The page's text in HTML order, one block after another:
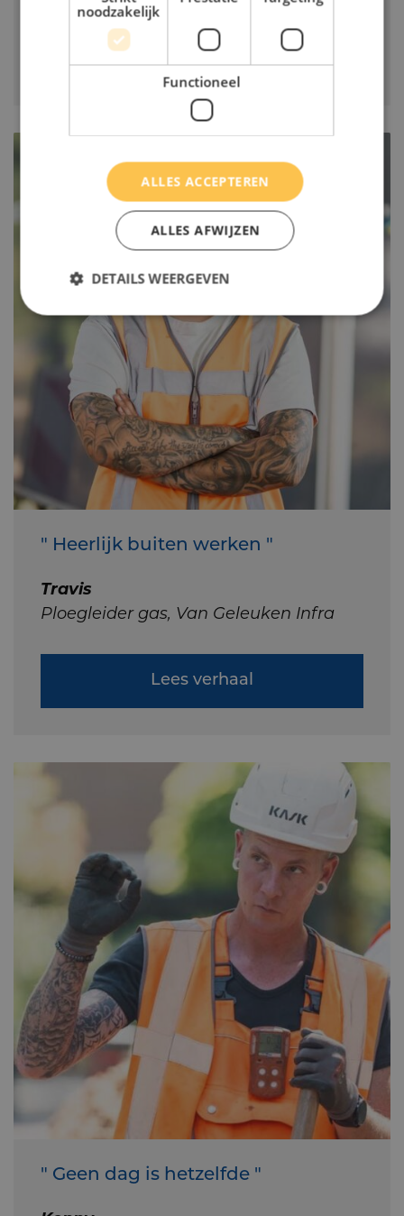
Lees verhaal
" Heerlijk buiten werken "
Travis
Ploegleider gas, Van Geleuken Infra
Lees verhaal
" Geen dag is hetzelfde "
noodzakelijk
Functioneel
ALLES ACCEPTEREN
ALLES AFWIJZEN
DETAILS WEERGEVEN